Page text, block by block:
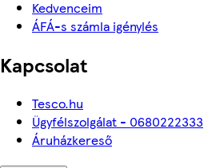
Kedvenceim
ÁFÁ-s számla igénylés
Kapcsolat
Tesco.hu
Ügyfélszolgálat - 0680222333
Áruházkereső